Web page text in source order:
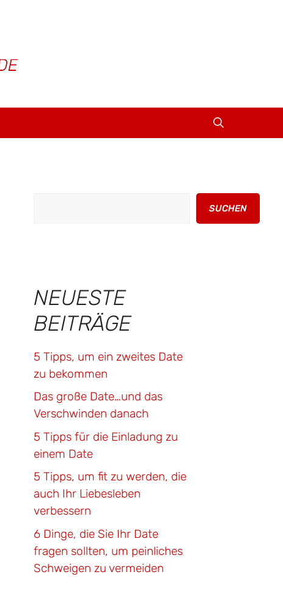
SUCHEN
NEUESTE
BEITRÄGE
5 Tipps, um ein zweites Date
zu bekommen
Das große Date…und das
Verschwinden danach
5 Tipps für die Einladung zu
einem Date
5 Tipps, um fit zu werden, die
auch Ihr Liebesleben
verbessern
6 Dinge, die Sie Ihr Date
fragen sollten, um peinliches
Schweigen zu vermeiden